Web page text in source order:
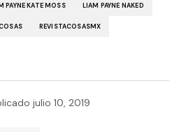
PAYNE KATE MOSS LIAM PAYNE NAKED
REVISTACOSASMX
julio 10, 2019